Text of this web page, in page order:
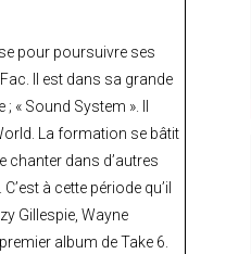
pour poursuivre ses
Il est dans sa grande
Sound System ». Il
La formation se bâtit
chanter dans d’autres
à cette période qu’il
Gillespie, Wayne
album de Take 6.